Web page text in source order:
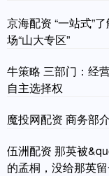
京海配资 “一站式”
场“山大专区”
牛策略 三部门：经
自主选择权
魔投网配资 商务部
伍洲配资 那英被
的孟桐，没给那英